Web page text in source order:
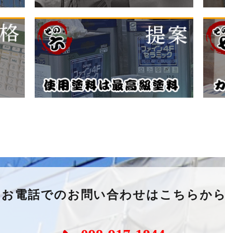
お電話でのお問い合わせはこちらか